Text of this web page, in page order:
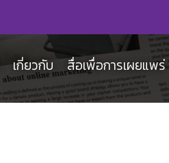
เกี่ยวกับ สื่อเพื่อการเผยแพร่